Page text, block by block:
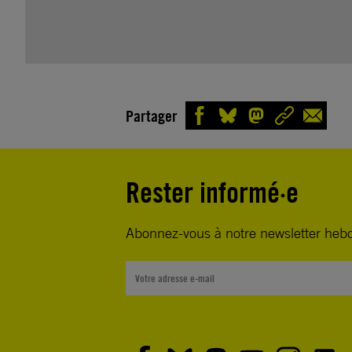
Partager
Rester informé·e
Abonnez-vous à notre newsletter